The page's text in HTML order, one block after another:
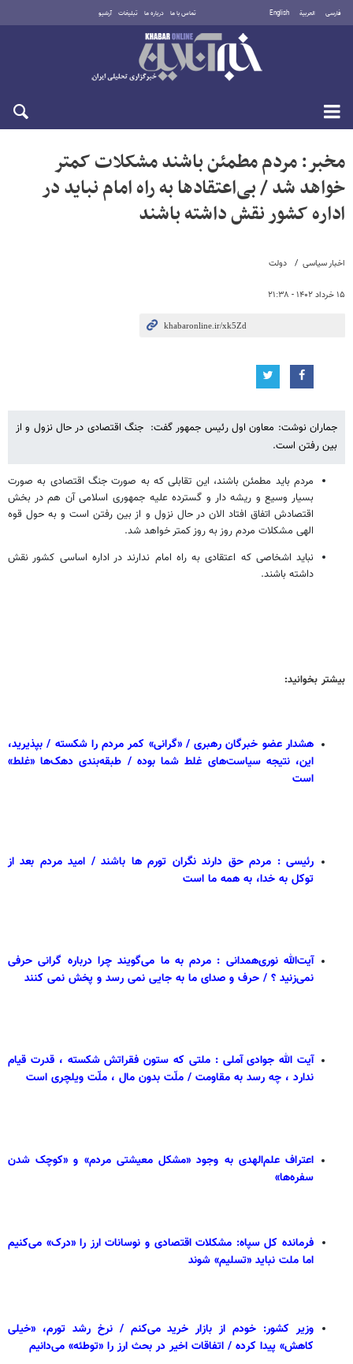
فارسی العربية English تماس با ما درباره ما تبلیغات آرشیو
جمعه ۱۶ مرداد ۱۴۰۵
اخبار سیاسی دولت
۱۵ خرداد ۱۴۰۲ - ۲۱:۳۸
مخبر: مردم مطمئن باشند مشکلات کمتر
خواهد شد / بی‌اعتقادها به راه امام نباید در
اداره کشور نقش داشته باشند
جماران نوشت: معاون اول رئیس جمهور گفت: جنگ اقتصادی در حال نزول و از
بین رفتن است.
مردم باید مطمئن باشند، این تقابلی که به صورت جنگ اقتصادی به صورت
بسیار وسیع و ریشه دار و گسترده علیه جمهوری اسلامی آن هم در بخش
اقتصادش اتفاق افتاد الان در حال نزول و از بین رفتن است و به حول قوه
الهی مشکلات مردم روز به روز کمتر خواهد شد.
نباید اشخاصی که اعتقادی به راه امام ندارند در اداره اساسی کشور نقش
داشته باشند.
بیشتر بخوانید:
هشدار عضو خبرگان رهبری / «گرانی» کمر مردم را شکسته / بپذیرید،
این، نتیجه سیاست‌های غلط شما بوده / طبقه‌بندی دهک‌ها «غلط»
است
رئیسی : مردم حق دارند نگران تورم ها باشند / امید مردم بعد از
توکل به خدا، به همه ما است
آیت‌الله نوری‌همدانی : مردم به ما می‌گویند چرا درباره گرانی حرفی
نمی‌زنید ؟ / حرف و صدای ما به جایی نمی رسد و پخش نمی کنند
آیت الله جوادی آملی : ملتی که ستون فقراتش شکسته ، قدرت قیام
ندارد ، چه رسد به مقاومت / ملّت بدون مال ، ملّت ویلچری است
اعتراف علم‌الهدی به وجود «مشکل معیشتی مردم» و «کوچک شدن
سفره‌ها»
فرمانده کل سپاه: مشکلات اقتصادی و نوسانات ارز را «درک» می‌کنیم
اما ملت نباید «تسلیم» شوند
وزیر کشور: خودم از بازار خرید می‌کنم / نرخ رشد تورم، «خیلی
کاهش» پیدا کرده / اتفاقات اخیر در بحث ارز را «توطئه» می‌دانیم